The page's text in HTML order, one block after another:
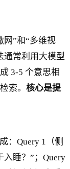
网”和“多维视
通常利用大模型
3-5 个意思相
索。核心是提
：Query 1（侧
入睡？”；Query